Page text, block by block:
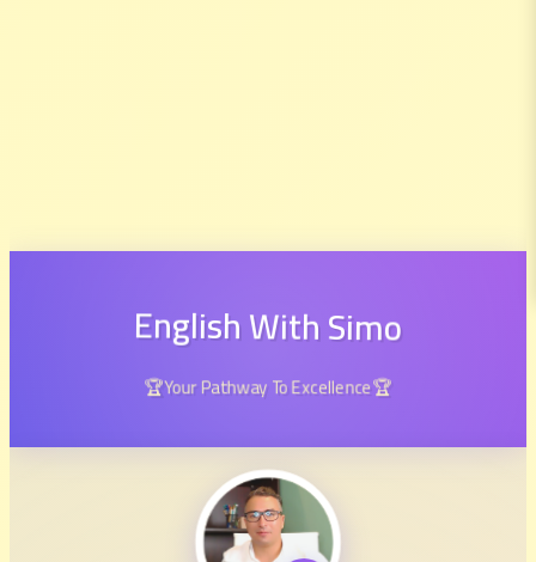
English With Simo
🏆Your Pathway To Excellence🏆